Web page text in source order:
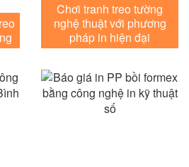
Chơi tranh treo tường
nghệ thuật với phương
pháp in hiện đại